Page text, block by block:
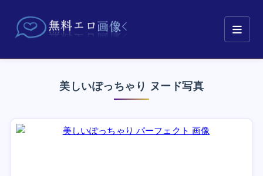
美しいぽっちゃり ヌード写真